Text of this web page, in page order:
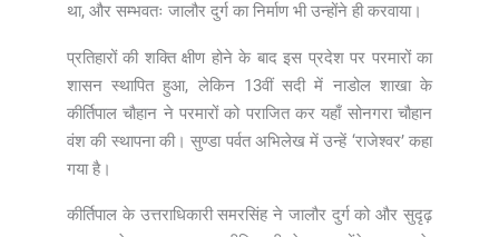
था, और सम्भवतः जालौर दुर्ग का निर्माण भी उन्होंने ही करवाया।
प्रतिहारों की शक्ति क्षीण होने के बाद इस प्रदेश पर परमारों का
शासन स्थापित हुआ, लेकिन 13वीं सदी में नाडोल शाखा के
कीर्तिपाल चौहान ने परमारों को पराजित कर यहाँ सोनगरा चौहान
वंश की स्थापना की। सुण्डा पर्वत अभिलेख में उन्हें ‘राजेश्वर’ कहा
गया है।
कीर्तिपाल के उत्तराधिकारी समरसिंह ने जालौर दुर्ग को और सुदृढ़